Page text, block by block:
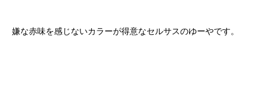
嫌な赤味を感じないカラーが得意なセルサスのゆーやです。